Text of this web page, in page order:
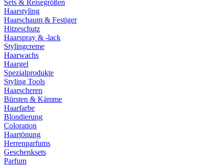
Sets & Reisegrößen
Haarstyling
Haarschaum & Festiger
Hitzeschutz
Haarspray & -lack
Stylingcreme
Haarwachs
Haargel
Spezialprodukte
Styling Tools
Haarscheren
Bürsten & Kämme
Haarfarbe
Blondierung
Coloration
Haartönung
Herrenparfums
Geschenksets
Parfum